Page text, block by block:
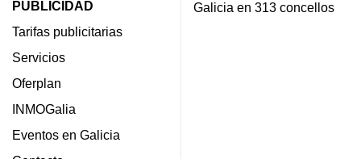
PUBLICIDAD
Tarifas publicitarias
Servicios
Oferplan
INMOGalia
Eventos en Galicia
Galicia en 313 concellos